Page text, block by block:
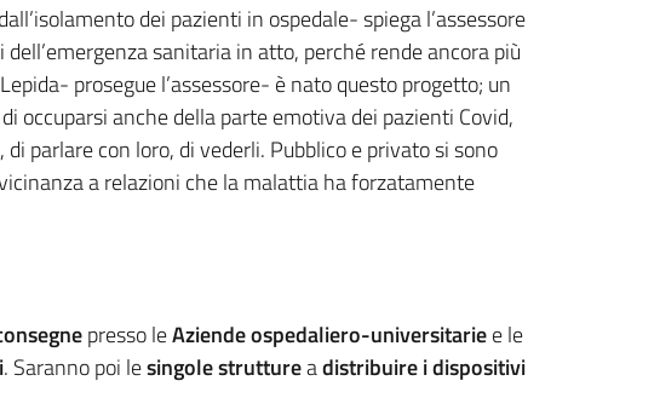
dei pazienti in ospedale- spiega l’assessore
sanitaria in atto, perché rende ancora più
prosegue l’assessore- è nato questo progetto; un
occuparsi anche della parte emotiva dei pazienti Covid,
parlare con loro, di vederli. Pubblico e privato si sono
a relazioni che la malattia ha forzatamente
presso leAziende ospedaliero-universitariee le
. Saranno poi lesingole struttureadistribuire i dispositivi